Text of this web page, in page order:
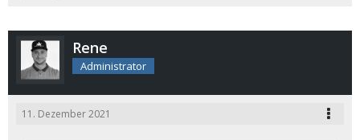
Rene
Administrator
11. Dezember 2021